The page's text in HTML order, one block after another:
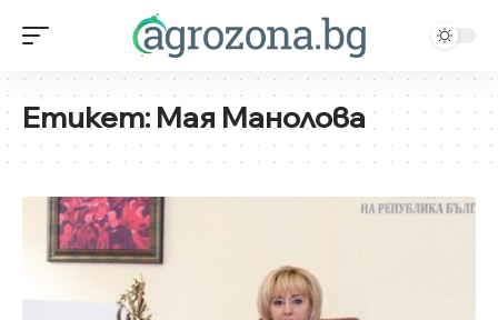
Етикет:Мая Манолова